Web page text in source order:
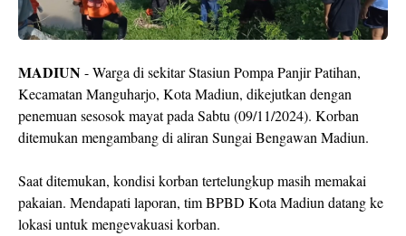
MADIUN- Warga di sekitar Stasiun Pompa Panjir Patihan,
Kecamatan Manguharjo, Kota Madiun, dikejutkan dengan
penemuan sesosok mayat pada Sabtu (09/11/2024). Korban
ditemukan mengambang di aliran Sungai Bengawan Madiun.
Saat ditemukan, kondisi korban tertelungkup masih memakai
pakaian. Mendapati laporan, tim BPBD Kota Madiun datang ke
lokasi untuk mengevakuasi korban.